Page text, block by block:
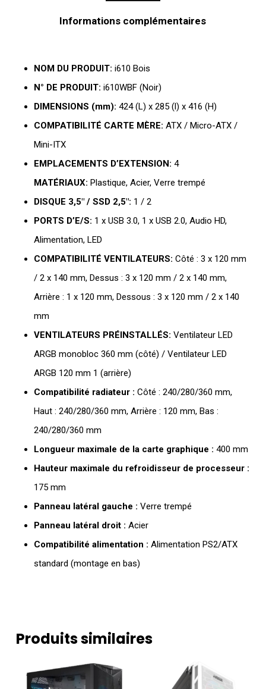
Informations complémentaires
NOM DU PRODUIT: i610 Bois
N° DE PRODUIT: i610WBF (Noir)
DIMENSIONS (mm): 424 (L) x 285 (l) x 416 (H)
COMPATIBILITÉ CARTE MÈRE: ATX / Micro-ATX /
Mini-ITX
EMPLACEMENTS D’EXTENSION: 4
MATÉRIAUX: Plastique, Acier, Verre trempé
DISQUE 3,5″ / SSD 2,5″: 1 / 2
PORTS D’E/S: 1 x USB 3.0, 1 x USB 2.0, Audio HD,
Alimentation, LED
COMPATIBILITÉ VENTILATEURS: Côté : 3 x 120 mm
/ 2 x 140 mm, Dessus : 3 x 120 mm / 2 x 140 mm,
Arrière : 1 x 120 mm, Dessous : 3 x 120 mm / 2 x 140
mm
VENTILATEURS PRÉINSTALLÉS: Ventilateur LED
ARGB monobloc 360 mm (côté) / Ventilateur LED
ARGB 120 mm 1 (arrière)
Compatibilité radiateur : Côté : 240/280/360 mm,
Haut : 240/280/360 mm, Arrière : 120 mm, Bas :
240/280/360 mm
Longueur maximale de la carte graphique : 400 mm
Hauteur maximale du refroidisseur de processeur :
175 mm
Panneau latéral gauche : Verre trempé
Panneau latéral droit : Acier
Compatibilité alimentation : Alimentation PS2/ATX
standard (montage en bas)
Produits similaires